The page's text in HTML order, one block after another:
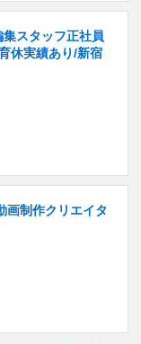
集スタッフ正社員
休実績あり/新宿
画制作クリエイタ